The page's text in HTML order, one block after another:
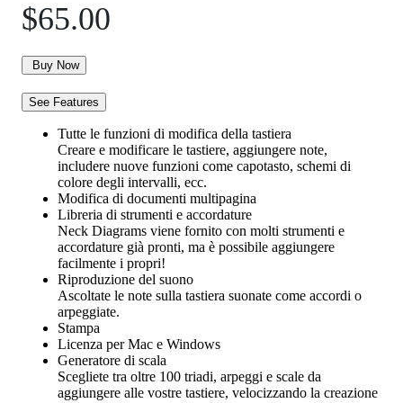
$65.00
Buy Now
See Features
Tutte le funzioni di modifica della tastiera
Creare e modificare le tastiere, aggiungere note,
includere nuove funzioni come capotasto, schemi di
colore degli intervalli, ecc.
Modifica di documenti multipagina
Libreria di strumenti e accordature
Neck Diagrams viene fornito con molti strumenti e
accordature già pronti, ma è possibile aggiungere
facilmente i propri!
Riproduzione del suono
Ascoltate le note sulla tastiera suonate come accordi o
arpeggiate.
Stampa
Licenza per Mac e Windows
Generatore di scala
Scegliete tra oltre 100 triadi, arpeggi e scale da
aggiungere alle vostre tastiere, velocizzando la creazione